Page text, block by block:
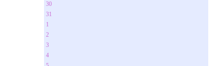
30
31
1
2
3
4